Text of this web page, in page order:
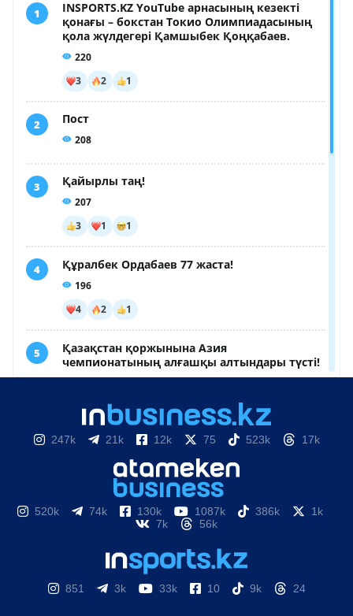
247k 21k 12k 75 523k 17k
520k 74k 130k 1087k 386k
1k
7k
56k
851 3k 33k 10 9k 24